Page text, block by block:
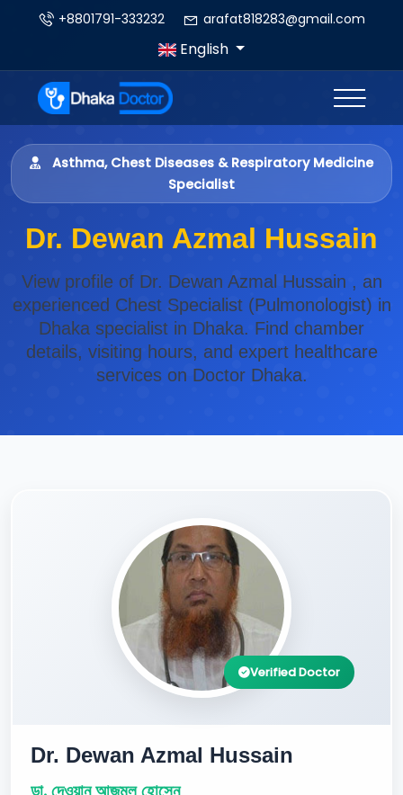
+8801791-333232 arafat818283@gmail.com
English
Asthma, Chest Diseases & Respiratory Medicine
Specialist
Dr. Dewan Azmal Hussain
View profile of Dr. Dewan Azmal Hussain , an
experienced Chest Specialist (Pulmonologist) in
Dhaka specialist in Dhaka. Find chamber
details, visiting hours, and expert healthcare
services on Doctor Dhaka.
Verified Doctor
Dr. Dewan Azmal Hussain